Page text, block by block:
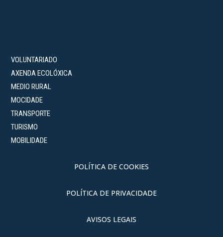
VOLUNTARIADO
AXENDA ECOLÓXICA
MEDIO RURAL
MOCIDADE
TRANSPORTE
TURISMO
MOBILIDADE
POLÍTICA DE COOKIES
POLÍTICA DE PRIVACIDADE
AVISOS LEGAIS